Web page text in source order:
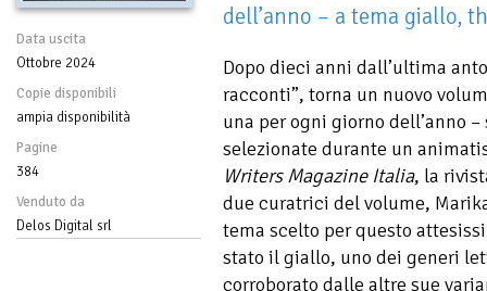
Data uscita
Ottobre 2024
Copie disponibili
ampia disponibilità
Pagine
384
Venduto da
Delos Digital srl
dell’anno – a tema giallo,
Dopo dieci anni dall’ultima
racconti”, torna un nuovo
una per ogni giorno dell’anno
selezionate durante un
Writers Magazine Italia, la
due curatrici del volume,
tema scelto per questo
stato il giallo, uno dei generi
corroborato dalle altre sue